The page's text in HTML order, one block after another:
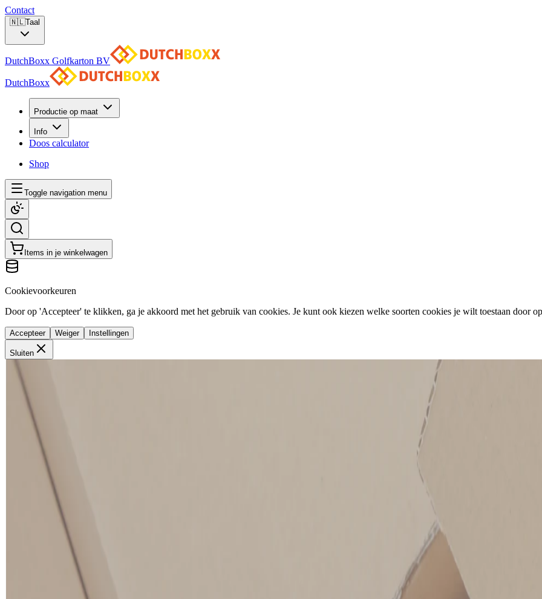
Contact
🇳🇱Taal
DutchBoxx Golfkarton BV
DutchBoxx
Productie op maat
Info
Doos calculator
Shop
Toggle navigation menu
Items in je winkelwagen
Cookievoorkeuren
Door op 'Accepteer' te klikken, ga je akkoord met het gebruik van cookies. Je kunt ook kiezen welke soorten cookies je wilt toestaan door
Accepteer Weiger Instellingen
Sluiten